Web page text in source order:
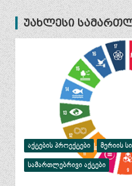
უახლესი
ᲐᲥᲢᲔᲑᲘᲡ ᲞᲠᲝᲔᲥᲢᲔᲑᲘ ᲛᲔᲠᲘᲘᲡ
ᲡᲐᲛᲐᲠᲗᲚᲔᲑᲠᲘᲕᲘ ᲐᲥᲢᲔᲑᲘ